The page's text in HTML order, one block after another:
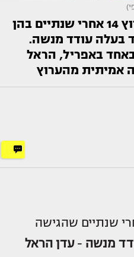
עדן הראל עוזבת את ערוץ 14 אחרי שנתיים בהן
בעלה עודד מנשה.
באפריל, הראל
אמיתית מהערוץ
ואחרי שנתיים שהגישה
מנשה -עדן הראל